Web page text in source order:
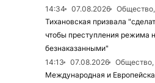
14:34
07.08.2026
Тихановская призвала
чтобы преступления режима
безнаказанными"
14:13
07.08.2026
Общество,
Международная и